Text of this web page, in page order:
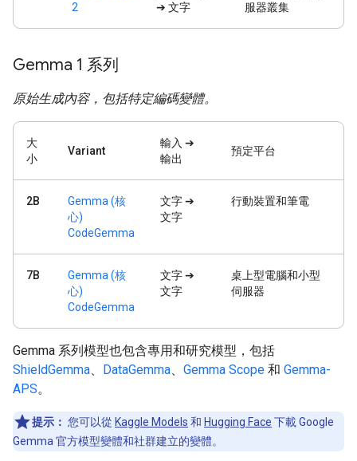
2
➔ 文字
服器叢集
Gemma 1 系列
原始生成內容，包括特定編碼變體。
大
小
Variant
輸入 ➔
輸出
預定平台
2B
Gemma (核
心)
CodeGemma
文字 ➔
文字
行動裝置和筆電
7B
Gemma (核
心)
CodeGemma
文字 ➔
文字
桌上型電腦和小型
伺服器
Gemma 系列模型也包含專用和研究模型，包括
ShieldGemma、 DataGemma、 Gemma Scope 和 Gemma-
APS。
提示： 您可以從 Kaggle Models 和 Hugging Face 下載 Google
Gemma 官方模型變體和社群建立的變體。